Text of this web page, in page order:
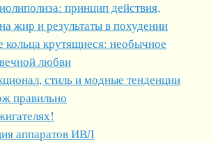
принцип действия,
жир и результаты в похудении
крутящиеся: необычное
любви
стиль и модные тенденции
правильно
аппаратов ИВЛ